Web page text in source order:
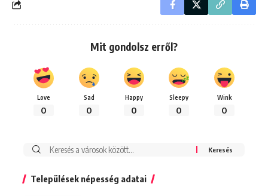
Mit gondolsz erről?
Love
0
Sad
0
Happy
0
Sleepy
0
Wink
0
Keresés:
Települések népesség adatai